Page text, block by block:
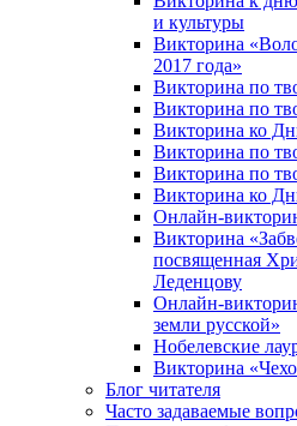
и культуры
Викторина
2017 года»
Викторина по
Викторина по
Викторина ко
Викторина по
Викторина по
Викторина ко
Онлайн-
Викторина
посвященная
Леденцову
Онлайн-
земли русской»
Нобелевские
Викторина
Блог читателя
Часто задаваемые